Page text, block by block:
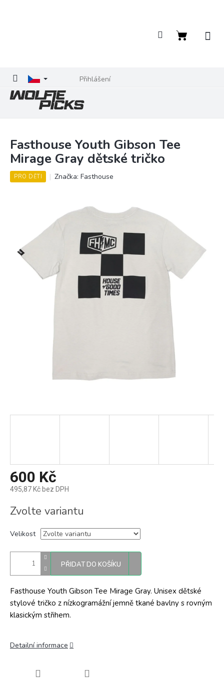
Přihlášení
Nákupní
Fasthouse Youth Gibson Tee
Mirage Gray dětské tričko
PRO DĚTI Značka: Fasthouse
600 Kč
495,87 Kč bez DPH
cena:
Zvolte variantu
Velikost
PŘIDAT DO KOŠÍKU
Fasthouse Youth Gibson Tee Mirage Gray. Unisex dětské
stylové tričko z nízkogramážní jemně tkané bavlny s rovným
klasickým střihem.
Detailní informace